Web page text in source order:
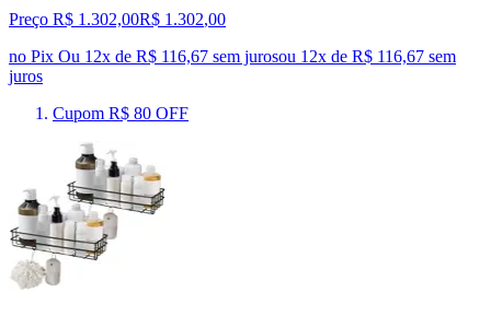
Preço R$ 1.302,00R$ 1.302,00
no Pix Ou 12x de R$ 116,67 sem jurosou 12x de R$ 116,67 sem
juros
Cupom R$ 80 OFF